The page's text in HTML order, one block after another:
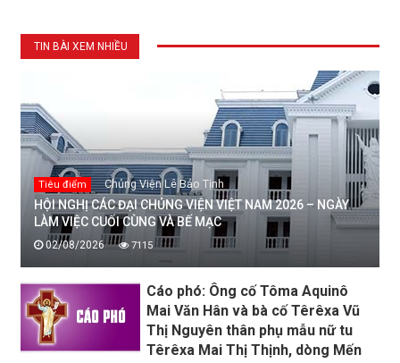
TIN BÀI XEM NHIỀU
Tiêu điểm Chủng Viện Lê Bảo Tịnh
HỘI NGHỊ CÁC ĐẠI CHỦNG VIỆN VIỆT NAM 2026 – NGÀY
LÀM VIỆC CUỐI CÙNG VÀ BẾ MẠC
02/08/2026 7115
Cáo phó: Ông cố Tôma Aquinô
Mai Văn Hân và bà cố Têrêxa Vũ
Thị Nguyên thân phụ mẫu nữ tu
Têrêxa Mai Thị Thịnh, dòng Mến